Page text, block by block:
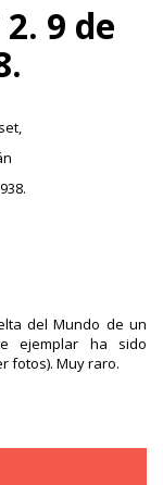
9 de
del Mundo de un
ejemplar ha sido
fotos). Muy raro.